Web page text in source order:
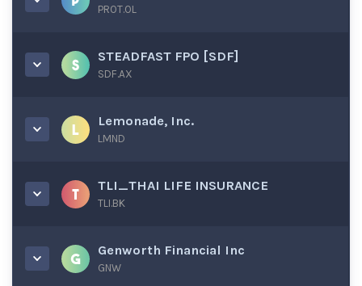
PROT.OL
STEADFAST FPO [SDF]
SDF.AX
Lemonade, Inc.
LMND
TLI_THAI LIFE INSURANCE
TLI.BK
Genworth Financial Inc
GNW